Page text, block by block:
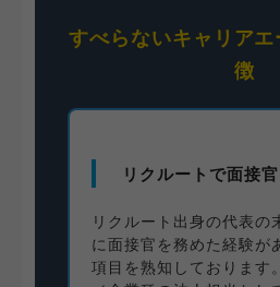
すべらないキャリア
徴
リクルートで面接
リクルート出身の代表の
に面接官を務めた経験が
項目を熟知しております